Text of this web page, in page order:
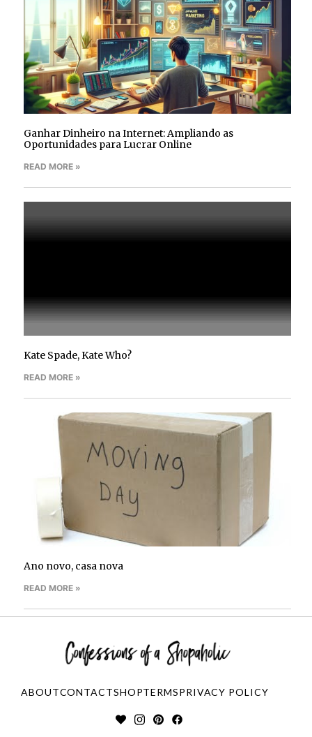
Ganhar Dinheiro na Internet: Ampliando as
Oportunidades para Lucrar Online
READ MORE »
Kate Spade, Kate Who?
READ MORE »
Ano novo, casa nova
READ MORE »
ABOUTCONTACTSHOPTERMSPRIVACY POLICY